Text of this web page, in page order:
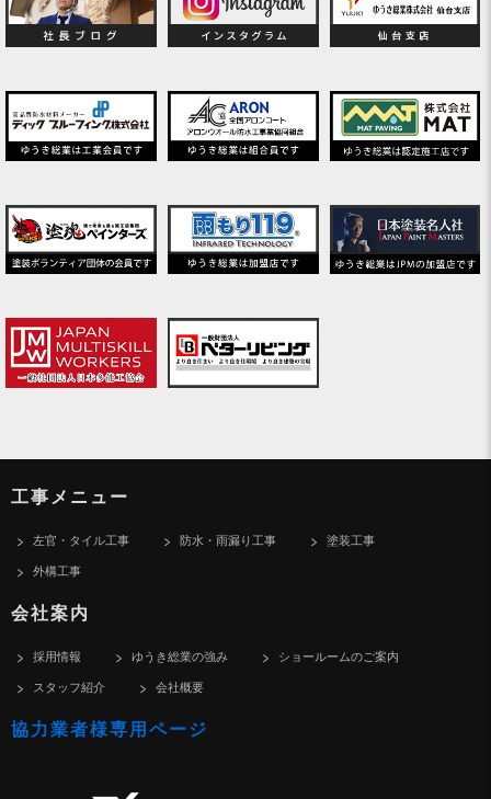
工事メニュー
左官・タイル工事 防水・雨漏り工事 塗装工事
外構工事
会社案内
採用情報 ゆうき総業の強み ショールームのご案内
スタッフ紹介 会社概要
協力業者様専用ページ